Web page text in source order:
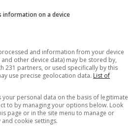
عاماً حافلة بالإنجازات، تاركاً خلفه إرثاً كبيراً:
80 هدفاً، متخطياً بذلك
أكثر اللاعبين تمثيلاً للبرازيل عبر
information on a device
and information from your device
other device data) may be stored by,
231 partners, or used specifically by this
use precise geolocation data. List of
your personal data on the basis of legitimate
to by managing your options below. Look
page or in the site menu to manage or
cookie settings.